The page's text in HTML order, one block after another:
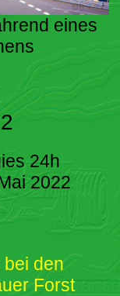
eines
24h
2022
den
Forst